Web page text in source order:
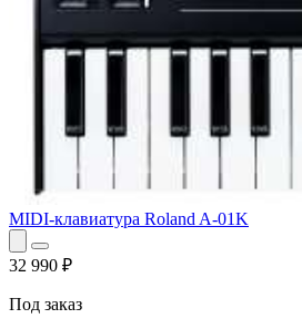
MIDI-клавиатура Roland A-01K
32 990 ₽
Под заказ